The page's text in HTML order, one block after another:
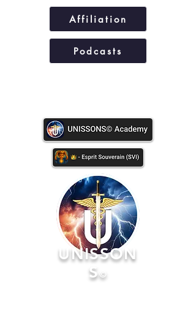
Affiliation
Podcasts
UNISSON
S©